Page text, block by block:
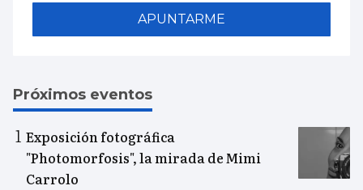
APUNTARME
Próximos eventos
Exposición fotográfica
"Photomorfosis", la mirada de Mimi
Carrolo